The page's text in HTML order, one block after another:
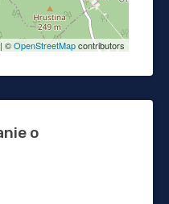
| ©OpenStreetMapcontributors
o